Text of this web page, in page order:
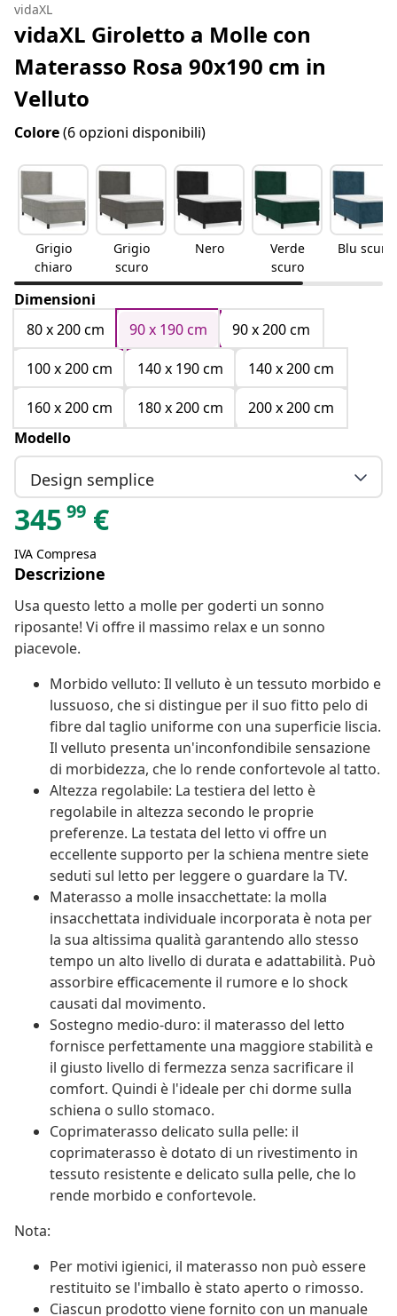
vidaXL
vidaXL Giroletto a Molle con
Materasso Rosa 90x190 cm in
Velluto
Colore(6 opzioni disponibili)
Grigio
chiaro
Grigio
scuro
Nero
Verde
scuro
Blu scuro
Dimensioni
80 x 200 cm
90 x 190 cm
90 x 200 cm
100 x 200 cm
140 x 190 cm
140 x 200 cm
160 x 200 cm
180 x 200 cm
200 x 200 cm
Modello
Design semplice
345 99 €
IVA Compresa
Descrizione
Usa questo letto a molle per goderti un sonno
riposante! Vi offre il massimo relax e un sonno
piacevole.
Morbido velluto: Il velluto è un tessuto morbido e
lussuoso, che si distingue per il suo fitto pelo di
fibre dal taglio uniforme con una superficie liscia.
Il velluto presenta un'inconfondibile sensazione
di morbidezza, che lo rende confortevole al tatto.
Altezza regolabile: La testiera del letto è
regolabile in altezza secondo le proprie
preferenze. La testata del letto vi offre un
eccellente supporto per la schiena mentre siete
seduti sul letto per leggere o guardare la TV.
Materasso a molle insacchettate: la molla
insacchettata individuale incorporata è nota per
la sua altissima qualità garantendo allo stesso
tempo un alto livello di durata e adattabilità. Può
assorbire efficacemente il rumore e lo shock
causati dal movimento.
Sostegno medio-duro: il materasso del letto
fornisce perfettamente una maggiore stabilità e
il giusto livello di fermezza senza sacrificare il
comfort. Quindi è l'ideale per chi dorme sulla
schiena o sullo stomaco.
Coprimaterasso delicato sulla pelle: il
coprimaterasso è dotato di un rivestimento in
tessuto resistente e delicato sulla pelle, che lo
rende morbido e confortevole.
Nota:
Per motivi igienici, il materasso non può essere
restituito se l'imballo è stato aperto o rimosso.
Ciascun prodotto viene fornito con un manuale